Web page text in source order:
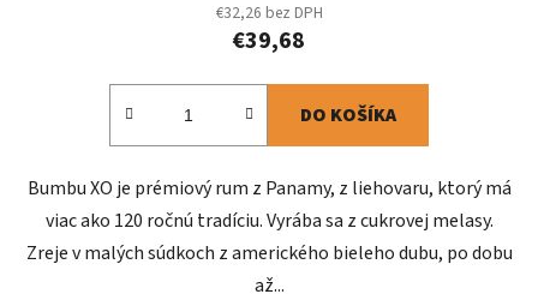
€32,26 bez DPH
€39,68
DO KOŠÍKA
Bumbu XO je prémiový rum z Panamy, z liehovaru, ktorý má
viac ako 120 ročnú tradíciu. Vyrába sa z cukrovej melasy.
Zreje v malých súdkoch z amerického bieleho dubu, po dobu
až...